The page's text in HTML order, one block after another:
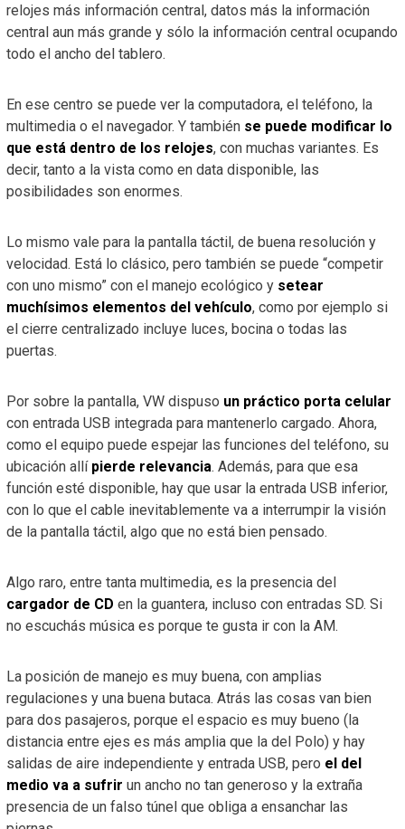
relojes más información central, datos más la información
central aun más grande y sólo la información central ocupando
todo el ancho del tablero.
En ese centro se puede ver la computadora, el teléfono, la
multimedia o el navegador. Y también se puede modificar lo
que está dentro de los relojes, con muchas variantes. Es
decir, tanto a la vista como en data disponible, las
posibilidades son enormes.
Lo mismo vale para la pantalla táctil, de buena resolución y
velocidad. Está lo clásico, pero también se puede “competir
con uno mismo” con el manejo ecológico y setear
muchísimos elementos del vehículo, como por ejemplo si
el cierre centralizado incluye luces, bocina o todas las
puertas.
Por sobre la pantalla, VW dispuso un práctico porta celular
con entrada USB integrada para mantenerlo cargado. Ahora,
como el equipo puede espejar las funciones del teléfono, su
ubicación allí pierde relevancia. Además, para que esa
función esté disponible, hay que usar la entrada USB inferior,
con lo que el cable inevitablemente va a interrumpir la visión
de la pantalla táctil, algo que no está bien pensado.
Algo raro, entre tanta multimedia, es la presencia del
cargador de CD en la guantera, incluso con entradas SD. Si
no escuchás música es porque te gusta ir con la AM.
La posición de manejo es muy buena, con amplias
regulaciones y una buena butaca. Atrás las cosas van bien
para dos pasajeros, porque el espacio es muy bueno (la
distancia entre ejes es más amplia que la del Polo) y hay
salidas de aire independiente y entrada USB, pero el del
medio va a sufrir un ancho no tan generoso y la extraña
presencia de un falso túnel que obliga a ensanchar las